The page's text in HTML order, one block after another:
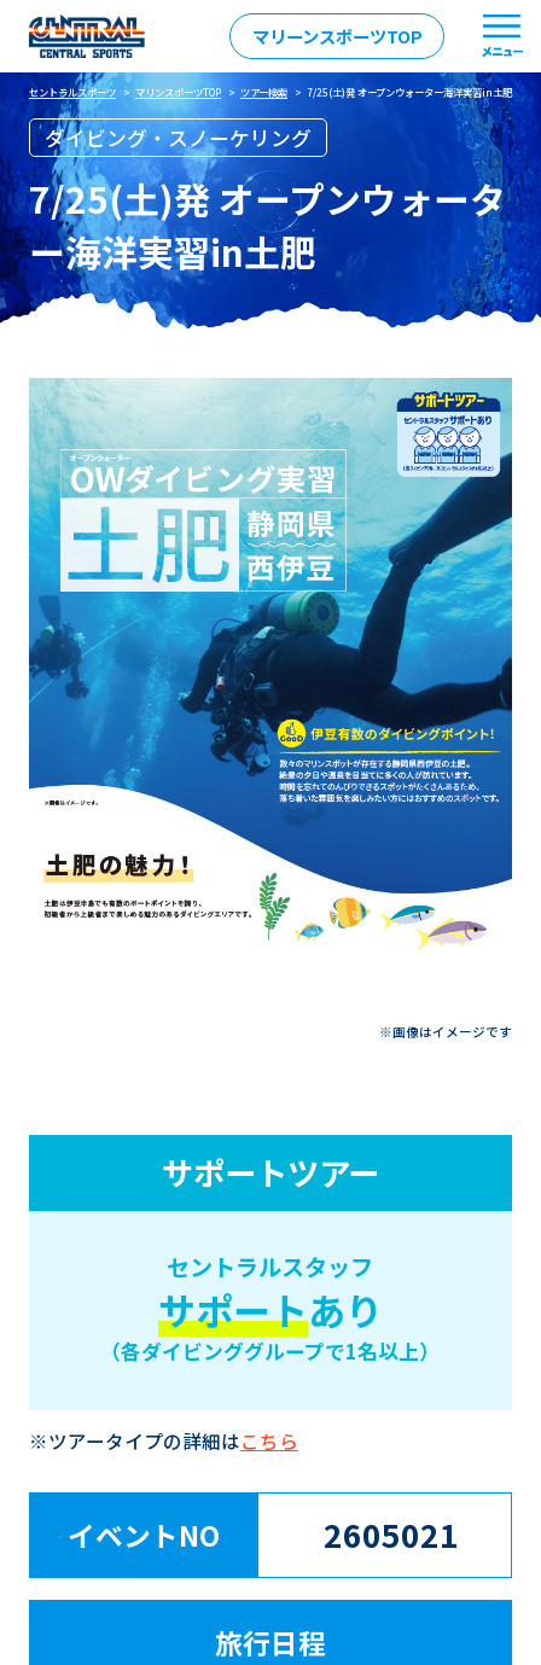
マリーンスポーツTOP
セントラルスポーツ> マリンスポーツTOP> ツアー検索> 7/25(土)発 オープンウォーター海洋実習in土肥
ダイビング・スノーケリング
7/25(土)発 オープンウォータ
ー海洋実習in土肥
※画像はイメージです
サポートツアー
セントラルスタッフ
サポートあり
（各ダイビンググループで1名以上）
※ツアータイプの詳細はこちら
イベントNO 2605021
旅行日程